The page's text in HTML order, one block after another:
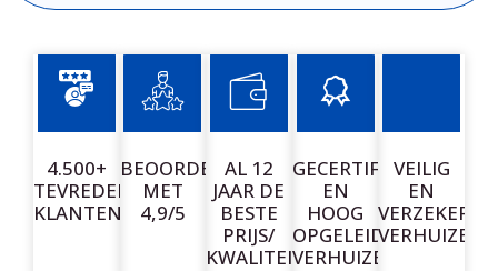
4.500+
TEVREDEN
KLANTEN
BEOORDEELD
MET
4,9/5
AL 12
JAAR DE
BESTE
PRIJS/
KWALITEIT
GECERTIFICEERDE
EN
HOOG
OPGELEIDE
VERHUIZERS
VEILIG
EN
VERZEKERD
VERHUIZEN